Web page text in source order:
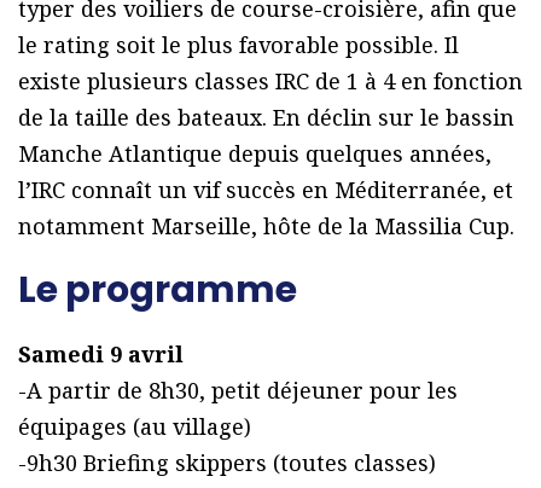
typer des voiliers de course-croisière, afin que
le rating soit le plus favorable possible. Il
existe plusieurs classes IRC de 1 à 4 en fonction
de la taille des bateaux. En déclin sur le bassin
Manche Atlantique depuis quelques années,
l’IRC connaît un vif succès en Méditerranée, et
notamment Marseille, hôte de la Massilia Cup.
Le programme
Samedi 9 avril
-A partir de 8h30, petit déjeuner pour les
équipages (au village)
-9h30 Briefing skippers (toutes classes)